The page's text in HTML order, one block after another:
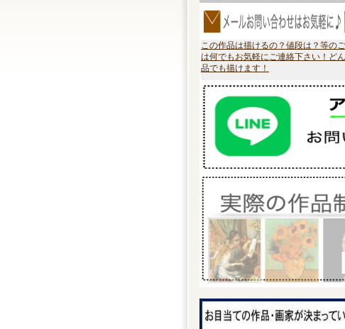
この作品は描けるの？値段は？等の
は何でもお気軽にご連絡下さい！ど
品でも描けます！